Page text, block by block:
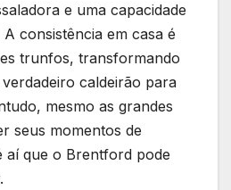
e uma capacidade
consistência em casa é
trunfos, transformando
caldeirão para
mesmo as grandes
seus momentos de
aí que o Brentford pode